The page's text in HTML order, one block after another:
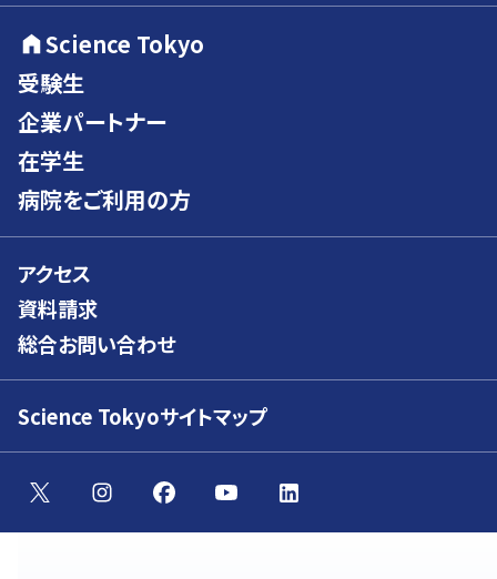
Science Tokyo
受験生
企業パートナー
在学生
病院をご利用の方
アクセス
資料請求
総合お問い合わせ
Science Tokyoサイトマップ